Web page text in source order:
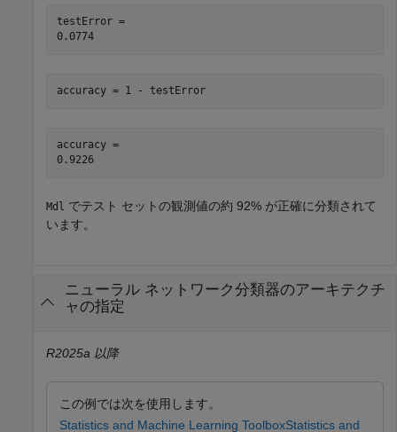
testError =
0.0774
accuracy = 1 - testError
accuracy =
0.9226
Mdl
でテスト セットの観測値の約 92% が正確に分類されて
います。
ニューラル ネットワーク分類器のアーキテクチ
ャの指定
R2025a 以降
この例では次を使用します。
Statistics and Machine Learning ToolboxStatistics and